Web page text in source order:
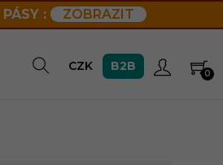
: ZOBRAZIT
CZK B2B
0